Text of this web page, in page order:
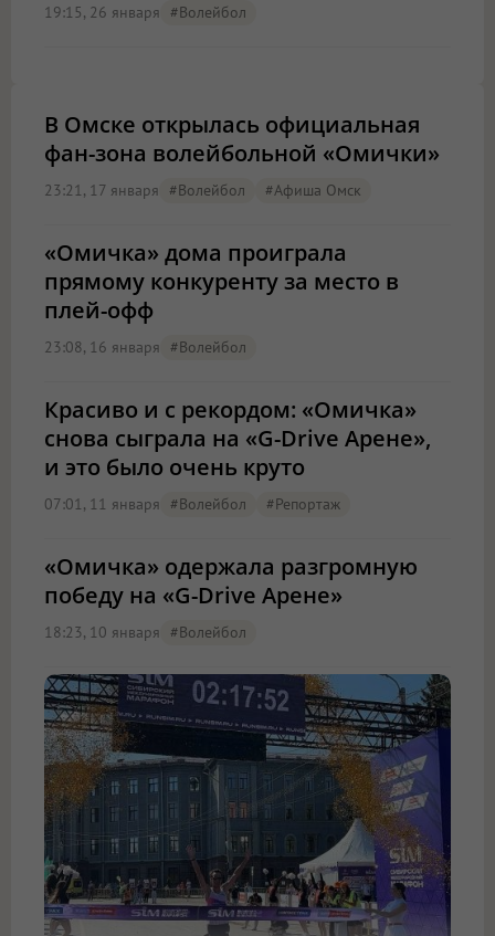
19:15, 26 января #волейбол
В Омске открылась официальная
фан-зона волейбольной «Омички»
23:21, 17 января #волейбол #Афиша Омск
«Омичка» дома проиграла
прямому конкуренту за место в
плей-офф
23:08, 16 января #волейбол
Красиво и с рекордом: «Омичка»
снова сыграла на «G-Drive Арене»,
и это было очень круто
07:01, 11 января #волейбол #Репортаж
«Омичка» одержала разгромную
победу на «G-Drive Арене»
18:23, 10 января #волейбол